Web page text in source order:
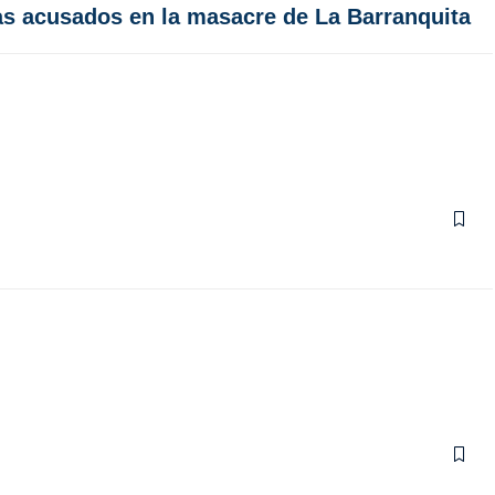
acusados en la masacre de La Barranquita